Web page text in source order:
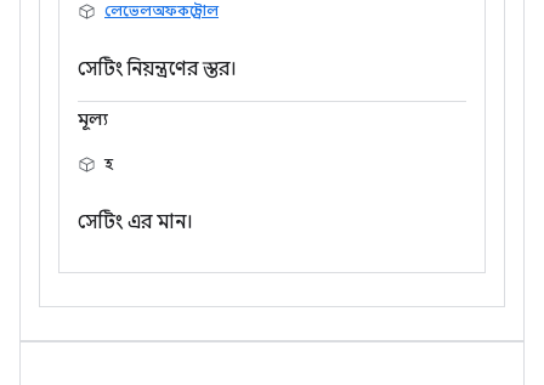
লেভেলঅফকন্ট্রোল
সেটিং নিয়ন্ত্রণের স্তর।
মূল্য
হ
সেটিং এর মান।